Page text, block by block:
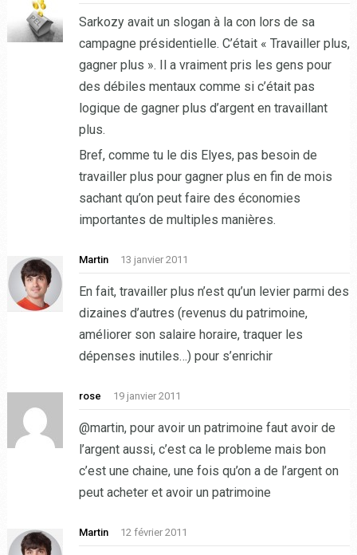
Sarkozy avait un slogan à la con lors de sa
campagne présidentielle. C’était « Travailler plus,
gagner plus ». Il a vraiment pris les gens pour
des débiles mentaux comme si c’était pas
logique de gagner plus d’argent en travaillant
plus.
Bref, comme tu le dis Elyes, pas besoin de
travailler plus pour gagner plus en fin de mois
sachant qu’on peut faire des économies
importantes de multiples manières.
Martin 13 janvier 2011
En fait, travailler plus n’est qu’un levier parmi des
dizaines d’autres (revenus du patrimoine,
améliorer son salaire horaire, traquer les
dépenses inutiles…) pour s’enrichir
rose 19 janvier 2011
@martin, pour avoir un patrimoine faut avoir de
l’argent aussi, c’est ca le probleme mais bon
c’est une chaine, une fois qu’on a de l’argent on
peut acheter et avoir un patrimoine
Martin 12 février 2011